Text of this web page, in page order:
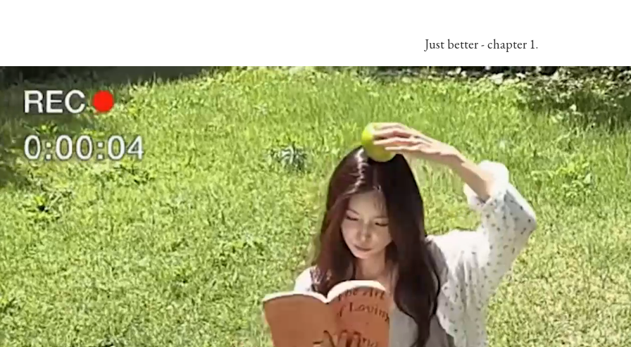
Just better - chapter 1.